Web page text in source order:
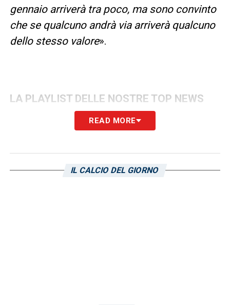
gennaio arriverà tra poco, ma sono convinto
che se qualcuno andrà via arriverà qualcuno
dello stesso valore».
LA PLAYLIST DELLE NOSTRE TOP NEWS
READ MORE
IL CALCIO DEL GIORNO